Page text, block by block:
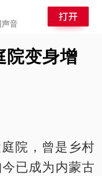
音
院变身增
院，曾是乡村
已成为内蒙古